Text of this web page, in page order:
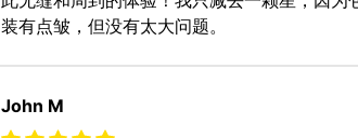
装有点皱，但没有太大问题。
John M